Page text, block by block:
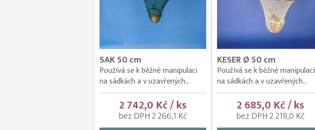
SAK 50 cm
Používá se k běžné manipulaci
na sádkách a v uzavřených...
2 742,0 Kč / ks
bez DPH 2 266,1 Kč
KESER Ø 50 cm
Používá se k běžné manipulaci
na sádkách a v uzavřených...
2 685,0 Kč / ks
bez DPH 2 219,0 Kč